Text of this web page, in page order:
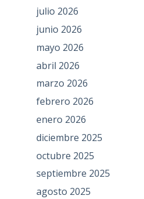
julio 2026
junio 2026
mayo 2026
abril 2026
marzo 2026
febrero 2026
enero 2026
diciembre 2025
octubre 2025
septiembre 2025
agosto 2025